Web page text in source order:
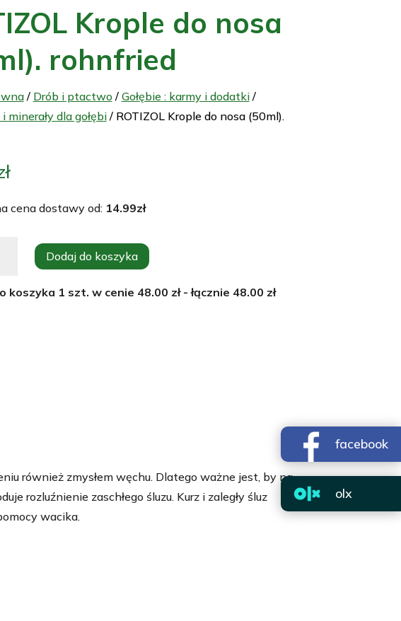
Krople do nosa
rohnfried
/ Drób i ptactwo / Gołębie : karmy i dodatki/
dla gołębi/ ROTIZOL Krople do nosa (50ml).
cena dostawy od: 14.99zł
Dodaj do koszyka
koszyka 1 szt. w cenie 48.00 zł - łącznie 48.00 zł
również zmysłem węchu. Dlatego ważne jest, by na
rozluźnienie zaschłego śluzu. Kurz i zaległy śluz
wacika.
facebook
olx